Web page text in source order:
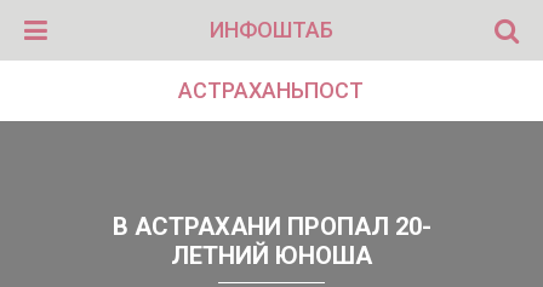
ИНФОШТАБ
АСТРАХАНЬПОСТ
В АСТРАХАНИ ПРОПАЛ 20-
ЛЕТНИЙ ЮНОША